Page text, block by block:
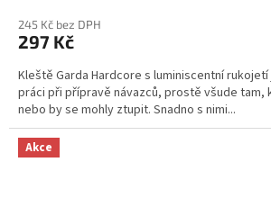
245 Kč bez DPH
297 Kč
Kleště Garda Hardcore s luminiscentní
práci při přípravě návazců, prostě všude tam,
nebo by se mohly ztupit. Snadno s nimi...
Akce